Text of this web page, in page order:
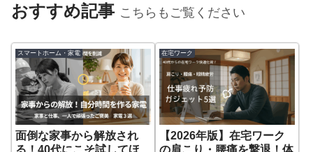
おすすめ記事 こちらもご覧ください
スマートホーム・家電
面倒な家事から解放され
在宅ワーク
【2026年版】在宅ワーク